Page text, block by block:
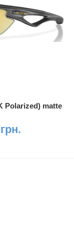
Polarized) matte